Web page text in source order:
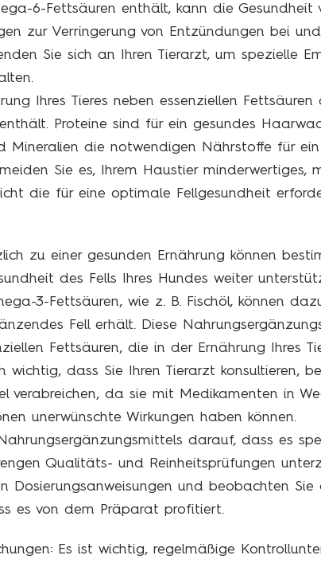
6-Fettsäuren enthält, kann die Gesundheit
zur Verringerung von Entzündungen bei
Sie sich an Ihren Tierarzt, um spezielle
Ihres Tieres neben essenziellen Fettsäuren
Proteine sind für ein gesundes
Mineralien die notwendigen Nährstoffe für
Sie es, Ihrem Haustier minderwertiges,
die für eine optimale Fellgesundheit
zu einer gesunden Ernährung können
des Fells Ihres Hundes weiter
3-Fettsäuren, wie z. B. Fischöl, können
Fell erhält. Diese
Fettsäuren, die in der Ernährung Ihres
wichtig, dass Sie Ihren Tierarzt konsultieren,
verabreichen, da sie mit Medikamenten in
unerwünschte Wirkungen haben können.
darauf, dass es
Qualitäts- und Reinheitsprüfungen
Dosierungsanweisungen und beobachten Sie
es von dem Präparat profitiert.
Es ist wichtig, regelmäßige